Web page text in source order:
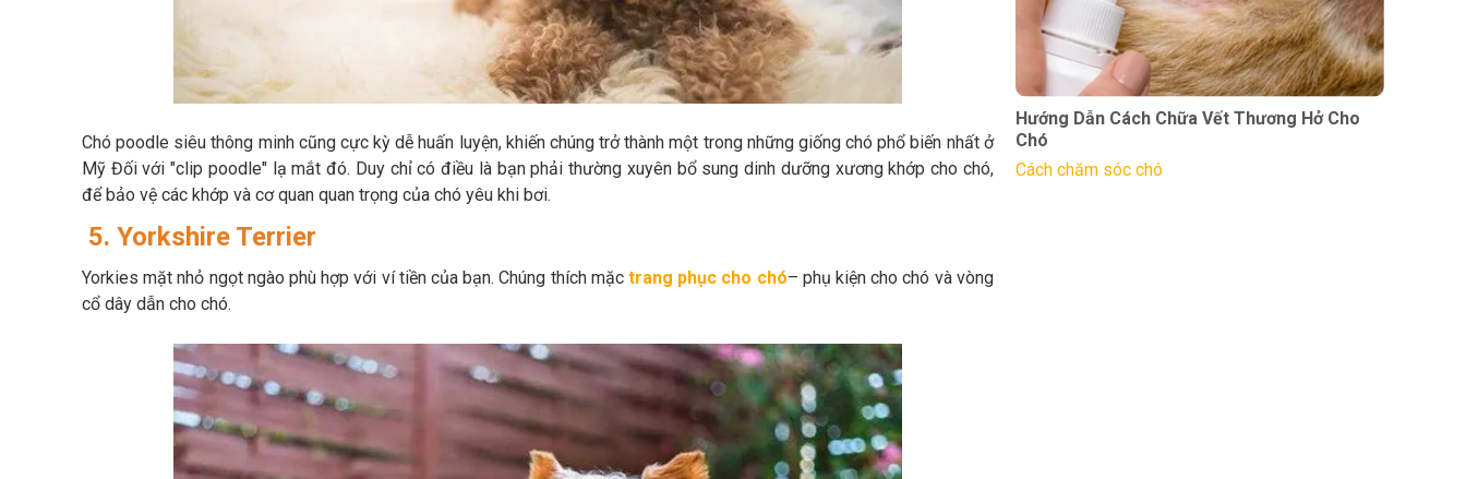
Chó poodle siêu thông minh cũng cực kỳ dễ huấn luyện, khiến chúng trở thành một trong những giống chó phổ biến nhất ở
Mỹ Đối với "clip poodle" lạ mắt đó. Duy chỉ có điều là bạn phải thường xuyên bổ sung dinh dưỡng xương khớp cho chó,
để bảo vệ các khớp và cơ quan quan trọng của chó yêu khi bơi.
5. Yorkshire Terrier
Yorkies mặt nhỏ ngọt ngào phù hợp với ví tiền của bạn. Chúng thích mặc trang phục cho chó– phụ kiện cho chó và vòng
cổ dây dẫn cho chó.
Hướng Dẫn Cách Chữa Vết Thương Hở Cho
Chó
Cách chăm sóc chó